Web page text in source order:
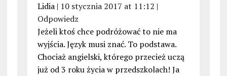
Lidia | 10 stycznia 2017 at 11:12 |
Odpowiedz
Jeżeli ktoś chce podróżować to nie ma
wyjścia. Język musi znać. To podstawa.
Chociaż angielski, którego przecież uczą
już od 3 roku życia w przedszkolach! Ja